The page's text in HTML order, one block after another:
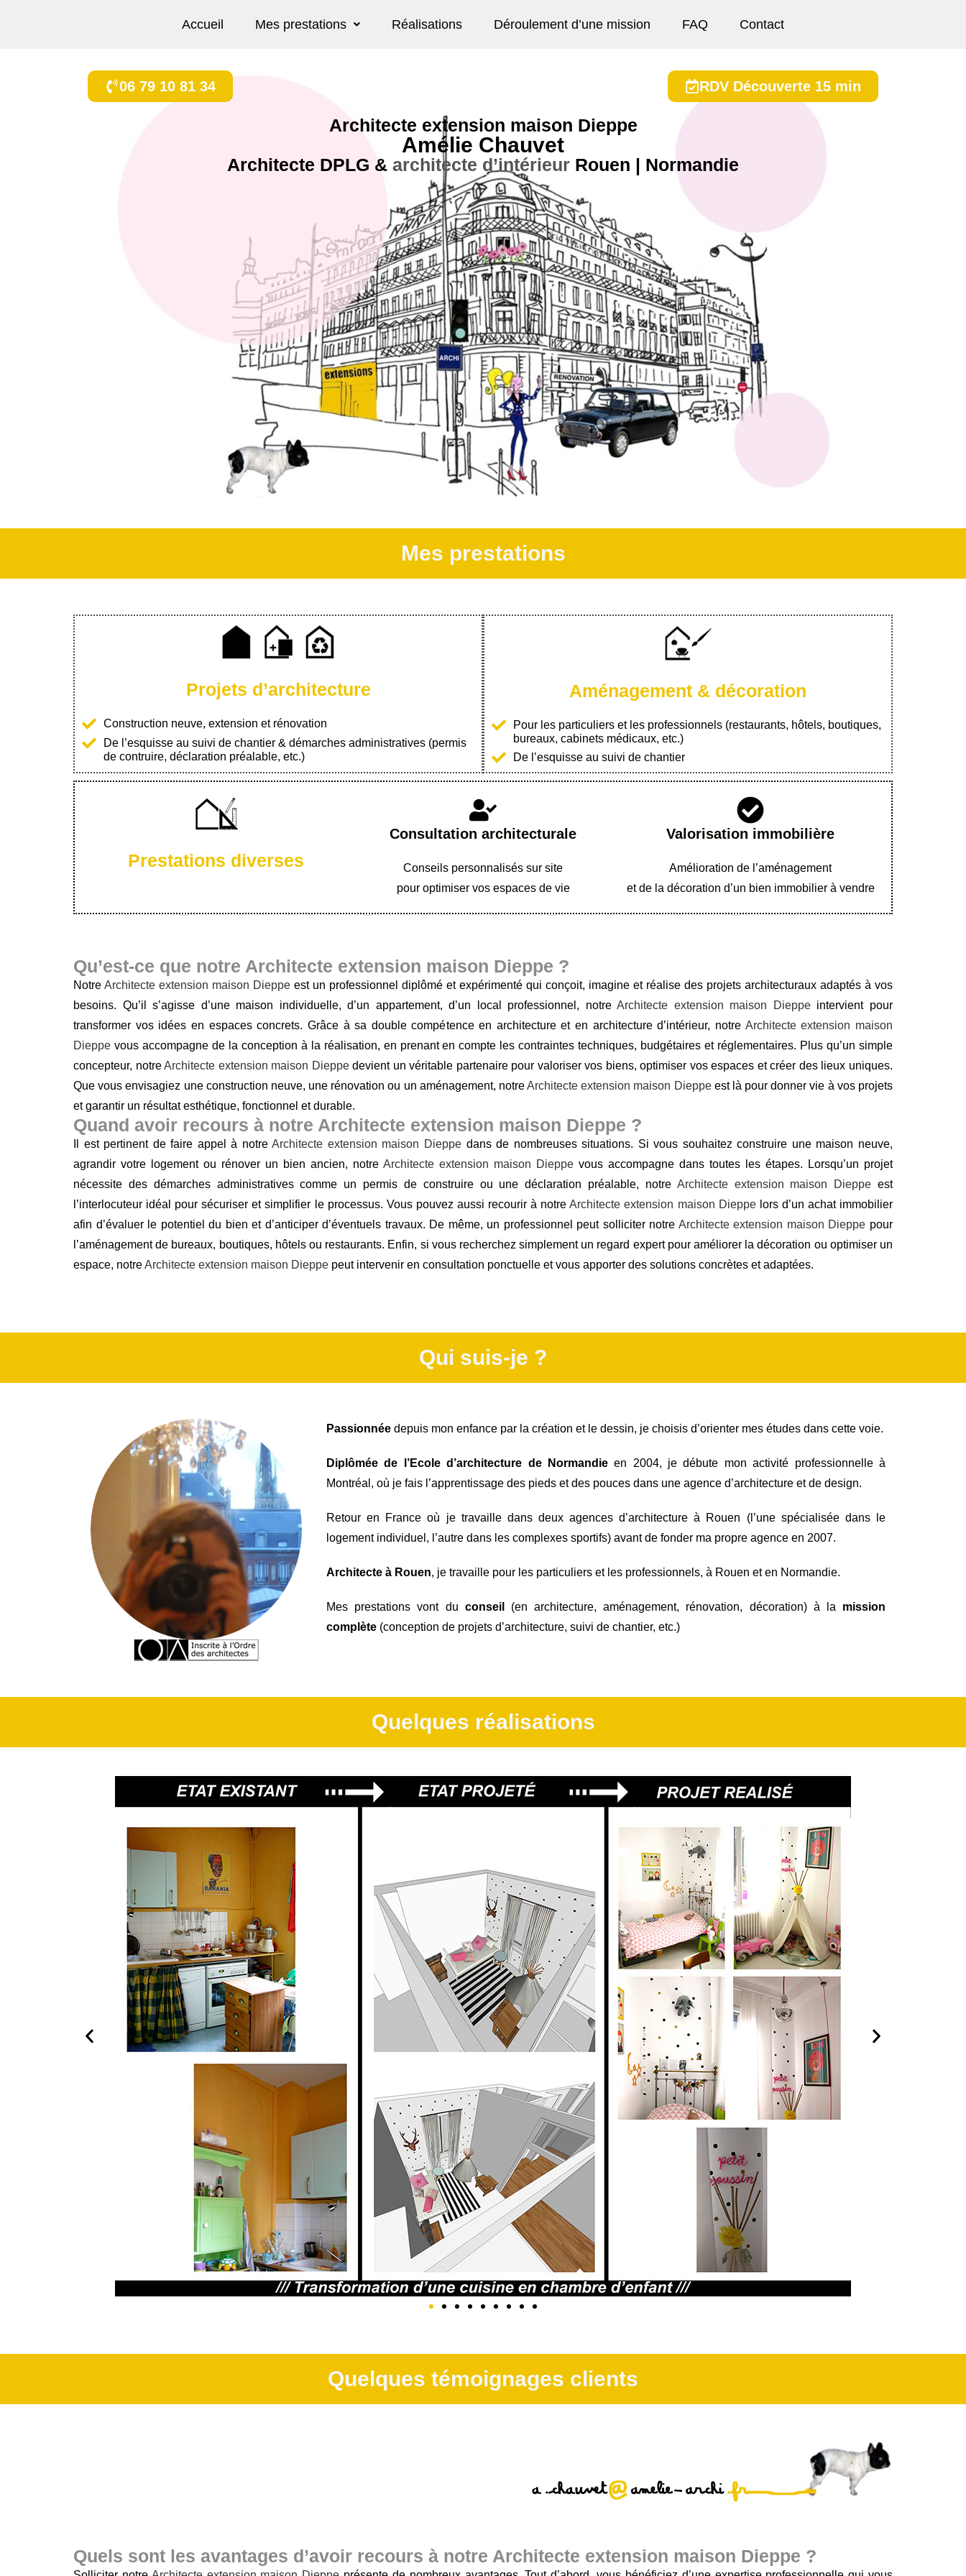
Accueil Mes prestations Réalisations Déroulement d’une mission FAQ Contact
06 79 10 81 34 RDV Découverte 15 min
Architecte extension maison Dieppe
Amélie Chauvet
Architecte DPLG & architecte d’intérieur Rouen | Normandie
Mes prestations
Projets d’architecture
Construction neuve, extension et rénovation
De l’esquisse au suivi de chantier & démarches administratives (permis
de contruire, déclaration préalable, etc.)
Aménagement & décoration
Pour les particuliers et les professionnels (restaurants, hôtels, boutiques,
bureaux, cabinets médicaux, etc.)
De l’esquisse au suivi de chantier
Prestations diverses
Consultation architecturale
Conseils personnalisés sur site
pour optimiser vos espaces de vie
Valorisation immobilière
Amélioration de l’aménagement
et de la décoration d’un bien immobilier à vendre
Qu’est-ce que notre Architecte extension maison Dieppe ?
Notre Architecte extension maison Dieppe est un professionnel diplômé et expérimenté qui conçoit, imagine et réalise des projets architecturaux adaptés à vos
besoins. Qu’il s’agisse d’une maison individuelle, d’un appartement, d’un local professionnel, notreArchitecte extension maison Dieppeintervient pour
transformer vos idées en espaces concrets. Grâce à sa double compétence en architecture et en architecture d’intérieur, notre Architecte extension maison
Dieppe vous accompagne de la conception à la réalisation, en prenant en compte les contraintes techniques, budgétaires et réglementaires. Plus qu’un simple
concepteur, notreArchitecte extension maison Dieppedevient un véritable partenaire pour valoriser vos biens, optimiser vos espaces et créer des lieux uniques.
Que vous envisagiez une construction neuve, une rénovation ou un aménagement, notreArchitecte extension maison Dieppeest là pour donner vie à vos projets
et garantir un résultat esthétique, fonctionnel et durable.
Quand avoir recours à notre Architecte extension maison Dieppe ?
Il est pertinent de faire appel à notreArchitecte extension maison Dieppe dans de nombreuses situations. Si vous souhaitez construire une maison neuve,
agrandir votre logement ou rénover un bien ancien, notre Architecte extension maison Dieppe vous accompagne dans toutes les étapes. Lorsqu’un projet
nécessite des démarches administratives comme un permis de construire ou une déclaration préalable, notre Architecte extension maison Dieppe est
l’interlocuteur idéal pour sécuriser et simplifier le processus. Vous pouvez aussi recourir à notreArchitecte extension maison Dieppelors d’un achat immobilier
afin d’évaluer le potentiel du bien et d’anticiper d’éventuels travaux. De même, un professionnel peut solliciter notre Architecte extension maison Dieppe pour
l’aménagement de bureaux, boutiques, hôtels ou restaurants. Enfin, si vous recherchez simplement un regard expert pour améliorer la décoration ou optimiser un
espace, notreArchitecte extension maison Dieppe peut intervenir en consultation ponctuelle et vous apporter des solutions concrètes et adaptées.
Qui suis-je ?
Passionnée depuis mon enfance par la création et le dessin, je choisis d’orienter mes études dans cette voie.
Diplômée de l’Ecole d’architecture de Normandieen 2004, je débute mon activité professionnelle à
Montréal, où je fais l’apprentissage des pieds et des pouces dans une agence d’architecture et de design.
Retour en France où je travaille dans deux agences d’architecture à Rouen (l’une spécialisée dans le
logement individuel, l’autre dans les complexes sportifs) avant de fonder ma propre agence en 2007.
Architecte à Rouen, je travaille pour les particuliers et les professionnels, à Rouen et en Normandie.
Mes prestations vont du conseil (en architecture, aménagement, rénovation, décoration) à la mission
complète (conception de projets d’architecture, suivi de chantier, etc.)
Quelques réalisations
Quelques témoignages clients
Quels sont les avantages d’avoir recours à notre Architecte extension maison Dieppe ?